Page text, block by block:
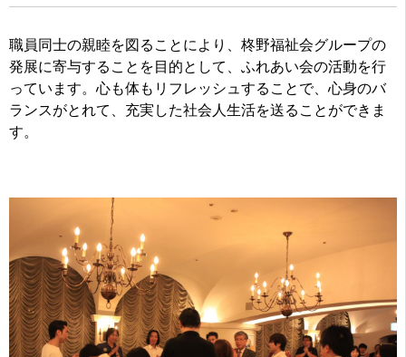
職員同士の親睦を図ることにより、柊野福祉会グループの
発展に寄与することを目的として、ふれあい会の活動を行
っています。心も体もリフレッシュすることで、心身のバ
ランスがとれて、充実した社会人生活を送ることができま
す。